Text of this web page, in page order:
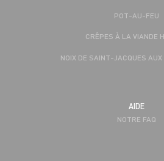
POT-AU-FEU
CRÊPES À LA VIANDE
NOIX DE SAINT-JACQUES
AIDE
NOTRE FAQ